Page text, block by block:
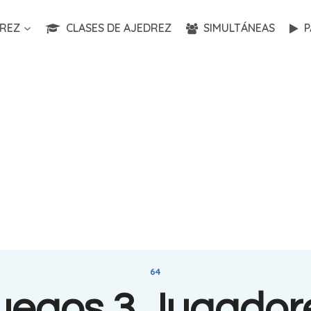
CLASES DE AJEDREZ SIMULTÁNEAS
64